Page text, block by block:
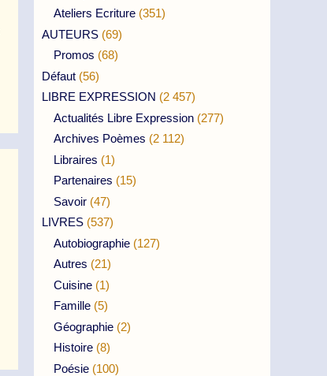
Ateliers Ecriture (351)
AUTEURS (69)
Promos (68)
Défaut (56)
LIBRE EXPRESSION (2 457)
Actualités Libre Expression (277)
Archives Poèmes (2 112)
Libraires (1)
Partenaires (15)
Savoir (47)
LIVRES (537)
Autobiographie (127)
Autres (21)
Cuisine (1)
Famille (5)
Géographie (2)
Histoire (8)
Poésie (100)